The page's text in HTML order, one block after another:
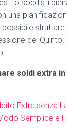
soddisfi
una
sfruttare
del Quinto.
soldi extra
Extra senza
Semplice e